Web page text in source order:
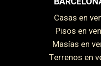
Casas en
Pisos en
Masías en
Terrenos en